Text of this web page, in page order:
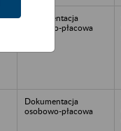
Dokumentacja
osobowo-płacowa
Dokumentacja
osobowo-płacowa